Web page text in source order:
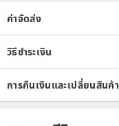
ค่าจัดส่ง
วิธีชำระเงิน
การคืนเงินและเปลี่ยนสินค้า